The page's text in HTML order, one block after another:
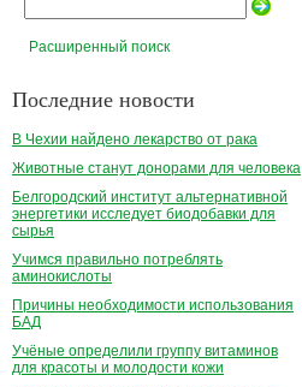
Расширенный поиск
Последние новости
В Чехии найдено лекарство от рака
Животные станут донорами для человека
Белгородский институт альтернативной
энергетики исследует биодобавки для
сырья
Учимся правильно потреблять
аминокислоты
Причины необходимости использования
БАД
Учёные определили группу витаминов
для красоты и молодости кожи